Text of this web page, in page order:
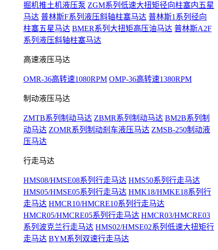
掘机推土机液压泵 ZGM系列低速大扭矩径向柱塞内五星
马达 普林斯F系列液压斜轴柱塞马达 普林斯1系列径向
柱塞五星马达 BMER系列大扭矩高压油马达 普林斯A2F
系列液压斜轴柱塞马达
高速液压马达
OMR-36高转速1080RPM OMP-36高转速1380RPM
制动液压马达
ZMTB系列制动马达 ZBMR系列制动马达 BM2B系列制
动马达 ZOMR系列制动刹车液压马达 ZMSB-250制动液
压马达
行走马达
HMS08/HMSE08系列行走马达 HMS50系列行走马达
HMS05/HMSE05系列行走马达 HMK18/HMKE18系列行
走马达 HMCR10/HMCRE10系列行走马达
HMCR05/HMCRE05系列行走马达 HMCR03/HMCRE03
系列波克兰行走马达 HMS02/HMSE02系列低速大扭矩行
走马达 BYM系列双速行走马达